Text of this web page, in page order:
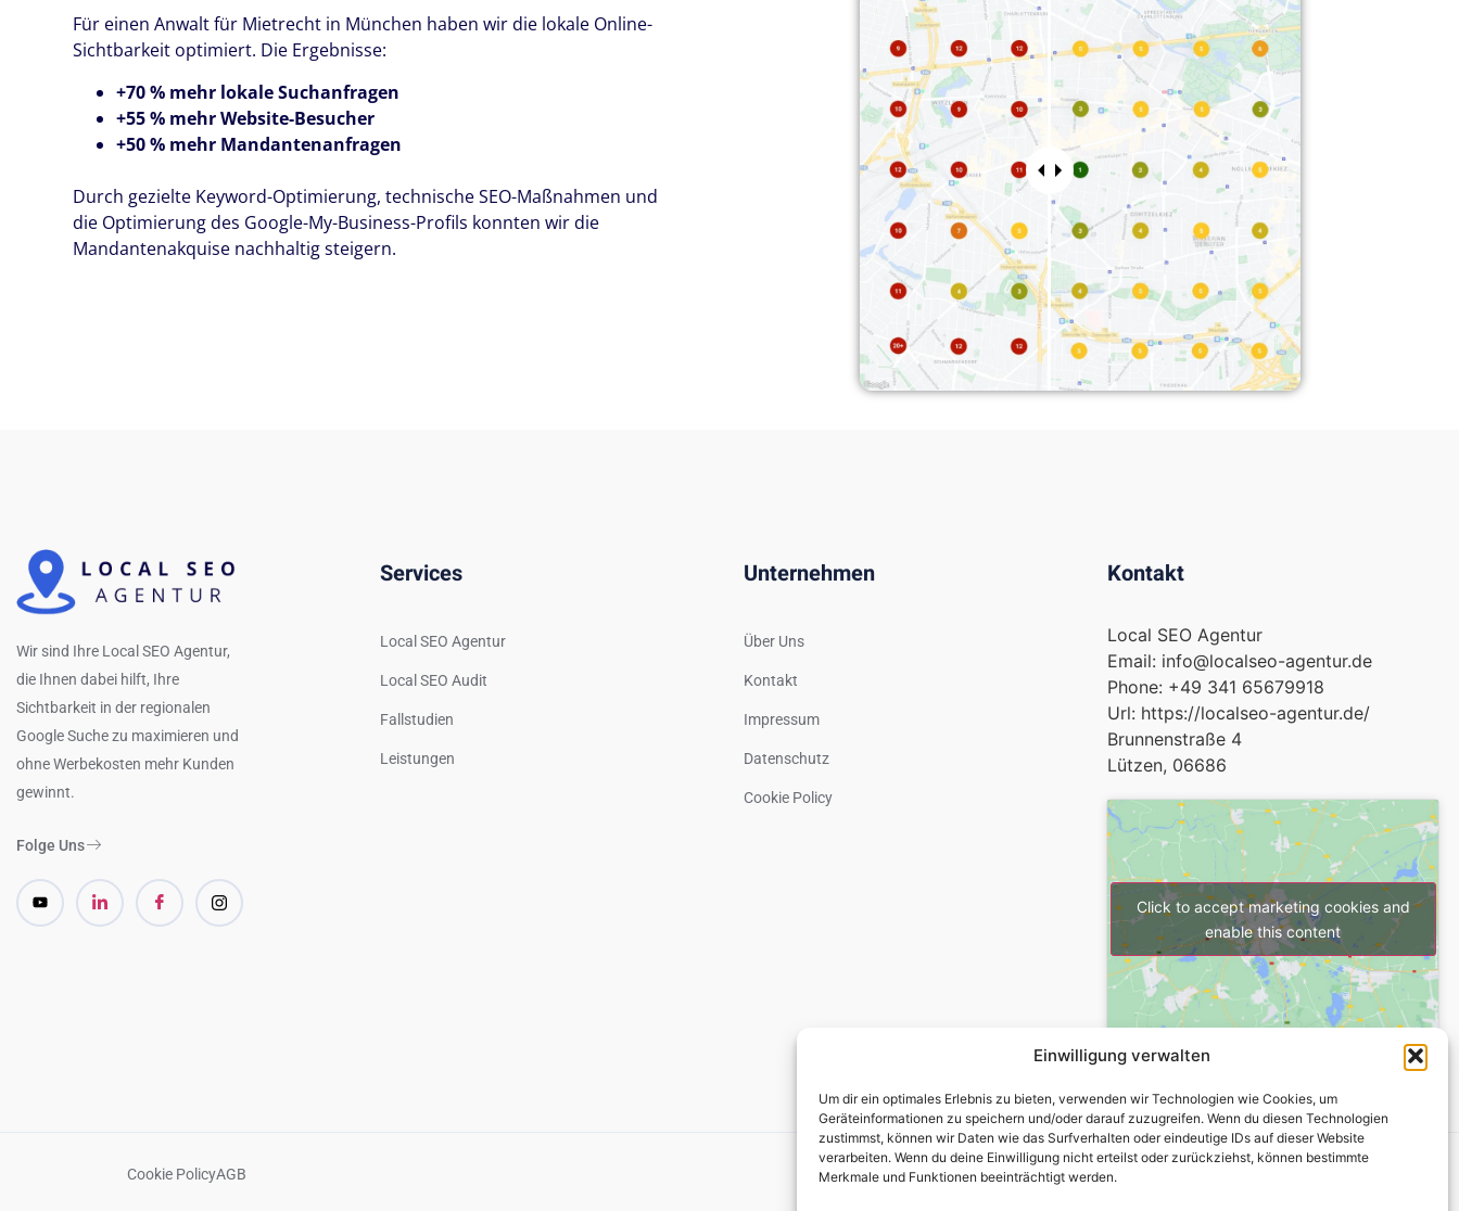
Einwilligung verwalten
Um dir ein optimales Erlebnis zu bieten, verwenden wir Technologien wie Cookies, um
Geräteinformationen zu speichern und/oder darauf zuzugreifen. Wenn du diesen Technologien
zustimmst, können wir Daten wie das Surfverhalten oder eindeutige IDs auf dieser Website
verarbeiten. Wenn du deine Einwilligung nicht erteilst oder zurückziehst, können bestimmte
Merkmale und Funktionen beeinträchtigt werden.
Für einen Anwalt für Mietrecht in München haben wir die lokale Online-
Sichtbarkeit optimiert. Die Ergebnisse:
+70 % mehr lokale Suchanfragen
+55 % mehr Website-Besucher
+50 % mehr Mandantenanfragen
Durch gezielte Keyword-Optimierung, technische SEO-Maßnahmen und
die Optimierung des Google-My-Business-Profils konnten wir die
Mandantenakquise nachhaltig steigern.
Wir sind Ihre Local SEO Agentur,
die Ihnen dabei hilft, Ihre
Sichtbarkeit in der regionalen
Google Suche zu maximieren und
ohne Werbekosten mehr Kunden
gewinnt.
Folge Uns
Services
Local SEO Agentur
Local SEO Audit
Fallstudien
Leistungen
Unternehmen
Über Uns
Kontakt
Impressum
Datenschutz
Cookie Policy
Kontakt
Local SEO Agentur
Email: info@localseo-agentur.de
Phone: +49 341 65679918
Url: https://localseo-agentur.de/
Brunnenstraße 4
Lützen, 06686
Click to accept marketing cookies and
enable this content
Cookie PolicyAGB